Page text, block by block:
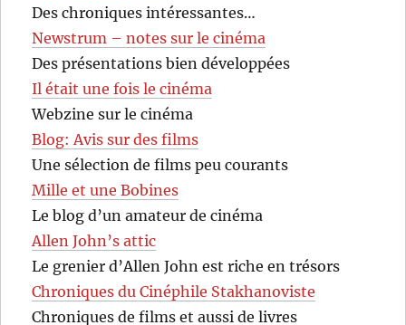
Des chroniques intéressantes…
Newstrum – notes sur le cinéma
Des présentations bien développées
Il était une fois le cinéma
Webzine sur le cinéma
Blog: Avis sur des films
Une sélection de films peu courants
Mille et une Bobines
Le blog d’un amateur de cinéma
Allen John’s attic
Le grenier d’Allen John est riche en trésors
Chroniques du Cinéphile Stakhanoviste
Chroniques de films et aussi de livres